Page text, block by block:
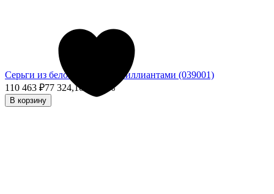
Серьги из белого золота с бриллиантами (039001)
110 463 ₽77 324,10 - 30%
В корзину